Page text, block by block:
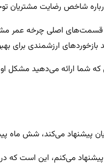
اصلی چرخه عمر
که شما ارائه می‌دهید
پیشنهاد می‌کند، شش ماه
می‌کنم، این است که